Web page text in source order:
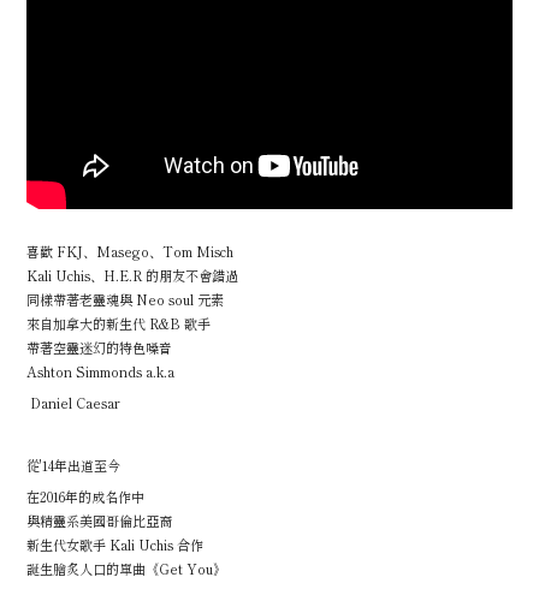
喜歡 FKJ、Masego、Tom Misch
Kali Uchis、H.E.R 的朋友不會錯過
同樣帶著老靈魂與 Neo soul 元素
來自加拿大的新生代 R&B 歌手
帶著空靈迷幻的特色嗓音
Ashton Simmonds a.k.a
Daniel Caesar
從'14年出道至今
在2016年的成名作中
與精靈系美國哥倫比亞裔
新生代女歌手 Kali Uchis 合作
誕生膾炙人口的單曲《Get You》